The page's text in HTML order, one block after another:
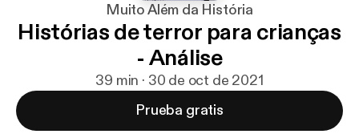
Muito Além da História
Histórias de terror para crianças
- Análise
39 min · 30 de oct de 2021
Prueba gratis